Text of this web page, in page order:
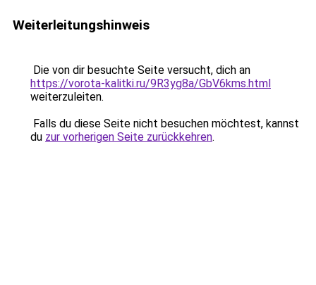
Weiterleitungshinweis
Die von dir besuchte Seite versucht, dich an
https://vorota-kalitki.ru/9R3yg8a/GbV6kms.html
weiterzuleiten.
Falls du diese Seite nicht besuchen möchtest, kannst
du zur vorherigen Seite zurückkehren.